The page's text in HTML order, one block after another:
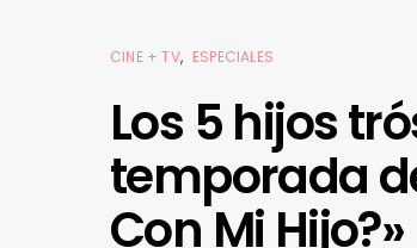
CINE + TV ESPECIALES
Los 5 hijos
temporada
Con Mi Hijo?»